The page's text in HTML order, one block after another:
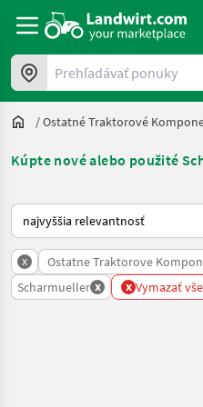
Prehľadávať ponuky
/Ostatné Traktorové
Kúpte nové alebo použité
Takto sa vykonáva triedenie na
x Ostatne Traktorove
Scharmueller x x Vymazať